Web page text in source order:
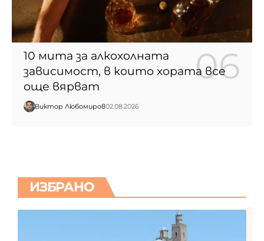
10 мита за алкохолната
зависимост, в които хората все
още вярват
Виктор Любомиров02.08.2026
ИЗБРАНО